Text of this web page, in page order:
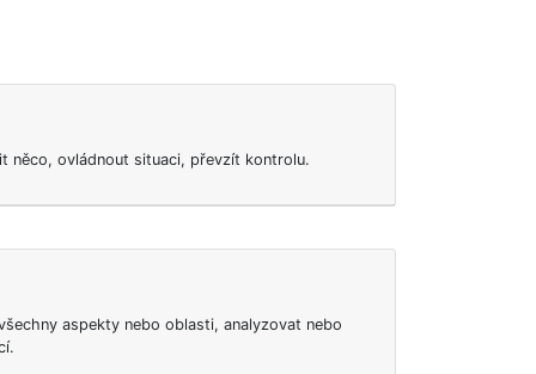
něco, ovládnout situaci, převzít kontrolu.
aspekty nebo oblasti, analyzovat nebo